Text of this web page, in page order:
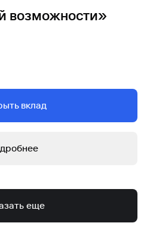
возможности»
вклад
еще